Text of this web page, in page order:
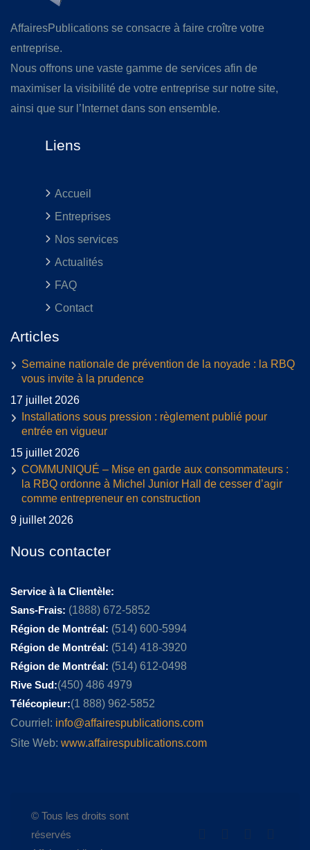
AffairesPublications se consacre à faire croître votre
entreprise.
Nous offrons une vaste gamme de services afin de
maximiser la visibilité de votre entreprise sur notre site,
ainsi que sur l’Internet dans son ensemble.
Liens
Accueil
Entreprises
Nos services
Actualités
FAQ
Contact
Articles
Semaine nationale de prévention de la noyade : la RBQ
vous invite à la prudence
17 juillet 2026
Installations sous pression : règlement publié pour
entrée en vigueur
15 juillet 2026
COMMUNIQUÉ – Mise en garde aux consommateurs :
la RBQ ordonne à Michel Junior Hall de cesser d’agir
comme entrepreneur en construction
9 juillet 2026
Nous contacter
Service à la Clientèle:
Sans-Frais: (1888) 672-5852
Région de Montréal: (514) 600-5994
Région de Montréal: (514) 418-3920
Région de Montréal: (514) 612-0498
Rive Sud:(450) 486 4979
Télécopieur:(1 888) 962-5852
Courriel: info@affairespublications.com
Site Web: www.affairespublications.com
© Tous les droits sont
réservés